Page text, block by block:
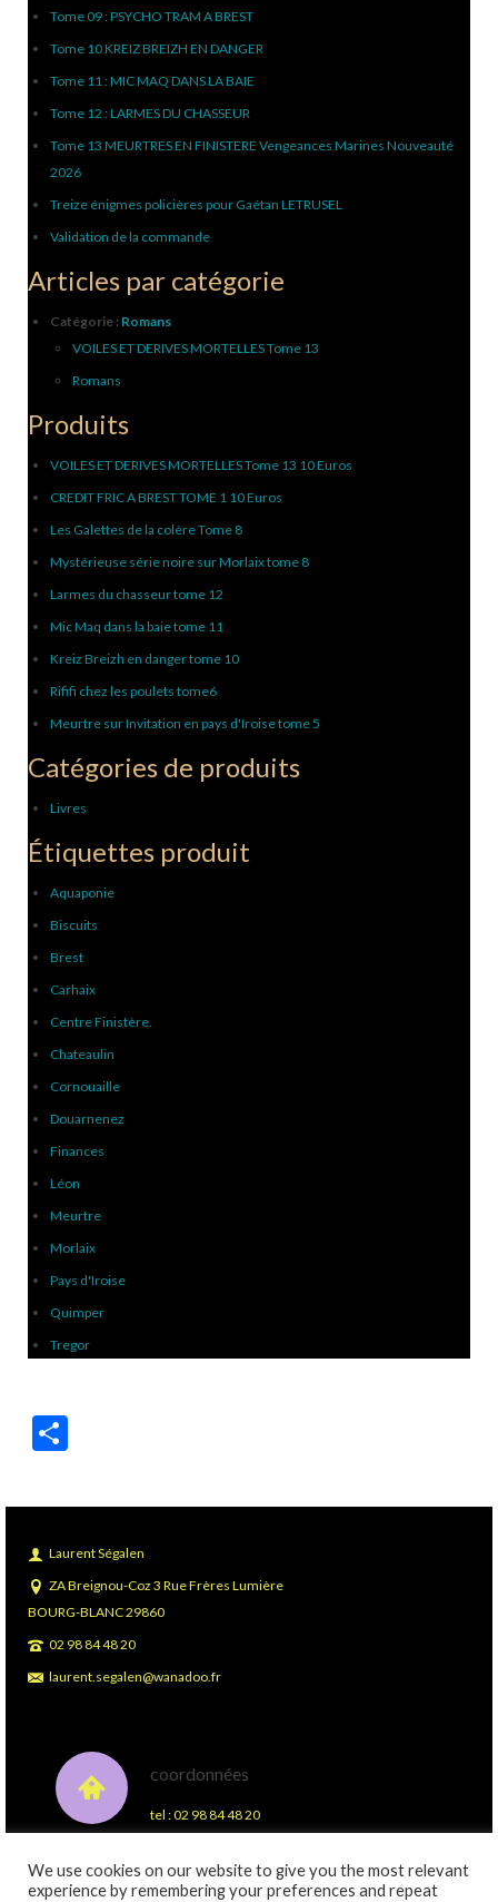
Tome 09 : PSYCHO TRAM A BREST
Tome 10 KREIZ BREIZH EN DANGER
Tome 11 : MIC MAQ DANS LA BAIE
Tome 12 : LARMES DU CHASSEUR
Tome 13 MEURTRES EN FINISTERE Vengeances Marines Nouveauté
2026
Treize énigmes policières pour Gaétan LETRUSEL
Validation de la commande
Articles par catégorie
Catégorie : Romans
VOILES ET DERIVES MORTELLES Tome 13
Romans
Produits
VOILES ET DERIVES MORTELLES Tome 13 10 Euros
CREDIT FRIC A BREST TOME 1 10 Euros
Les Galettes de la colère Tome 8
Mystérieuse série noire sur Morlaix tome 8
Larmes du chasseur tome 12
Mic Maq dans la baie tome 11
Kreiz Breizh en danger tome 10
Rififi chez les poulets tome6
Meurtre sur Invitation en pays d'Iroise tome 5
Catégories de produits
Livres
Étiquettes produit
Aquaponie
Biscuits
Brest
Carhaix
Centre Finistère.
Chateaulin
Cornouaille
Douarnenez
Finances
Léon
Meurtre
Morlaix
Pays d'Iroise
Quimper
Tregor
Laurent Ségalen
ZA Breignou-Coz 3 Rue Frères Lumière
BOURG-BLANC 29860
02 98 84 48 20
laurent.segalen@wanadoo.fr
coordonnées
tel : 02 98 84 48 20
We use cookies on our website to give you the most relevant
experience by remembering your preferences and repeat